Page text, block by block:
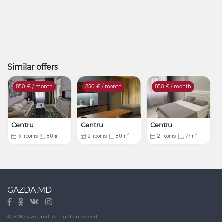
Similar offers
850 € / month
Centru
3 rooms 80m2
850 € / month
Centru
2 rooms 80m2
850 € / month
Centru
2 rooms 77m2
GAZDA.MD
© 2018 Gazda.md. All rights reserved